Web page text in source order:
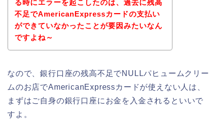
る時にエラーを起こしたのは、過去に残高
不足でAmericanExpressカードの支払い
ができていなかったことが要因みたいなん
ですよね～
なので、銀行口座の残高不足でNULLパヒュームクリー
ムのお店でAmericanExpressカードが使えない人は、
まずはご自身の銀行口座にお金を入金されるといいで
すよ。